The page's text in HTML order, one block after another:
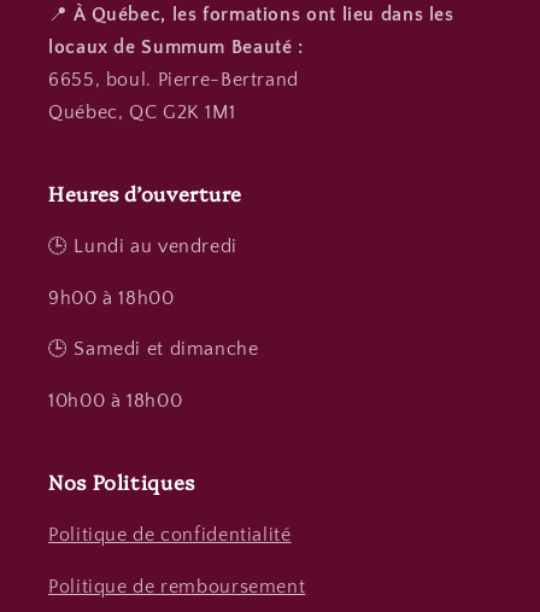
📍À Québec, les formations ont lieu dans les
locaux de Summum Beauté :
6655, boul. Pierre-Bertrand
Québec, QC G2K 1M1
Heures d’ouverture
🕒 Lundi au vendredi
9h00 à 18h00
🕒 Samedi et dimanche
10h00 à 18h00
Nos Politiques
Politique de confidentialité
Politique de remboursement